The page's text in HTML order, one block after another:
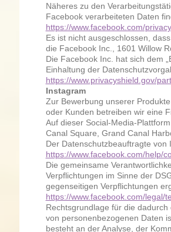
Näheres zu den
Facebook verarbeiteten Daten
https://www.facebook.com/
Es ist nicht ausgeschlossen,
die Facebook Inc., 1601 Willow
Die Facebook Inc. hat sich dem
Einhaltung der
https://www.privacyshield.gov/
Instagram
Zur Bewerbung unserer
oder Kunden betreiben wir eine
Auf dieser Social-Media-
Canal Square, Grand Canal
Der Datenschutzbeauftragte
https://www.facebook.com/help/
Die gemeinsame
Verpflichtungen im Sinne der
gegenseitigen Verpflichtungen
https://www.facebook.com/legal/
Rechtsgrundlage für die
von personenbezogenen Daten
besteht an der Analyse, der